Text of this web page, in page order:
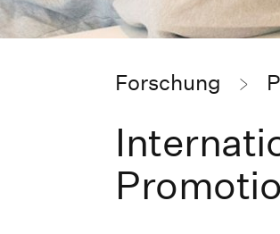
Forschung